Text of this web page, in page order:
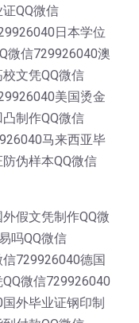
QQ微信
日本学位
微信729926040澳
文凭QQ微信
美国烫金
制作QQ微信
马来西亚毕
伪样本QQ微信
假文凭制作QQ微
吗QQ微信
729926040德国
微信729926040
外毕业证钢印制